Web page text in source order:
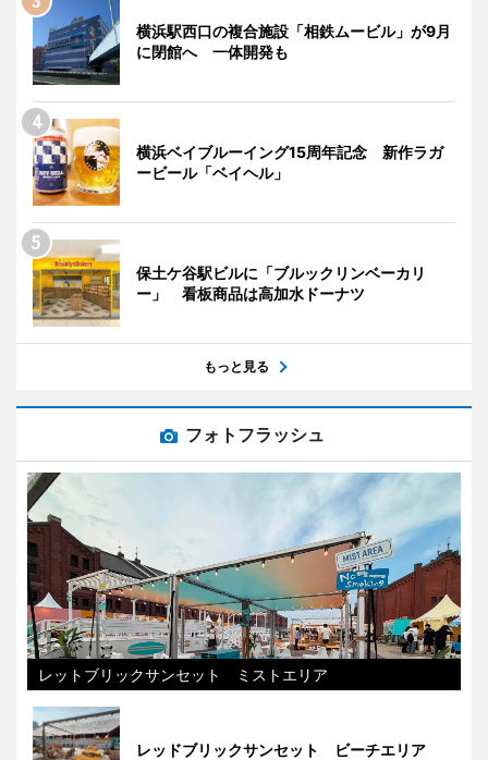
横浜駅西口の複合施設「相鉄ムービル」が9月
に閉館へ 一体開発も
横浜ベイブルーイング15周年記念 新作ラガ
ービール「ベイヘル」
保土ケ谷駅ビルに「ブルックリンベーカリ
ー」 看板商品は高加水ドーナツ
もっと見る
フォトフラッシュ
レットブリックサンセット ミストエリア
レッドブリックサンセット ビーチエリア